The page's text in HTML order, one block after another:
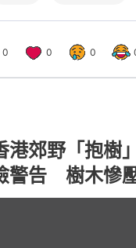
0 0 0
港郊野「抱樹
警告 樹木慘